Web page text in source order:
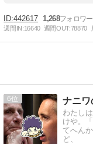
442617 1,268
週間IN:16640 週間OUT:78870
6 ナニワ
わたし
けや。
てへん
ど、